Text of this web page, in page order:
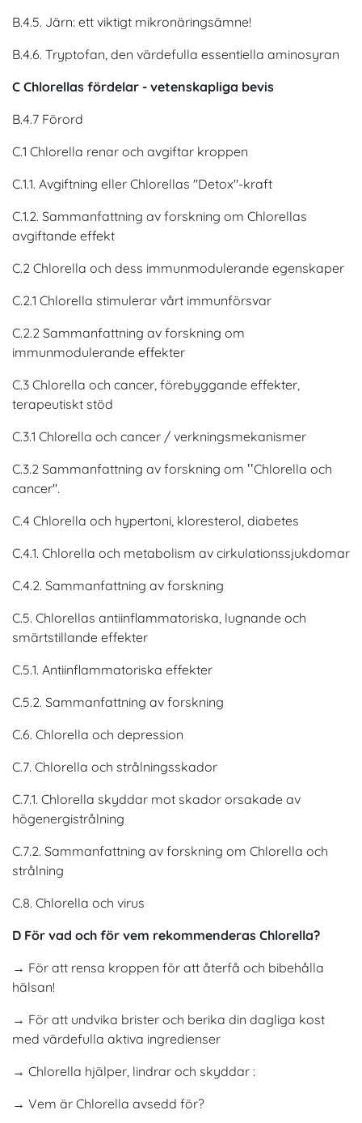
B.4.5. Järn: ett viktigt mikronäringsämne!
B.4.6. Tryptofan, den värdefulla essentiella aminosyran
C Chlorellas fördelar - vetenskapliga bevis
B.4.7 Förord
C.1 Chlorella renar och avgiftar kroppen
C.1.1. Avgiftning eller Chlorellas "Detox"-kraft
C.1.2. Sammanfattning av forskning om Chlorellas
avgiftande effekt
C.2 Chlorella och dess immunmodulerande egenskaper
C.2.1 Chlorella stimulerar vårt immunförsvar
C.2.2 Sammanfattning av forskning om
immunmodulerande effekter
C.3 Chlorella och cancer, förebyggande effekter,
terapeutiskt stöd
C.3.1 Chlorella och cancer / verkningsmekanismer
C.3.2 Sammanfattning av forskning om ‛‛Chlorella och
cancer''.
C.4 Chlorella och hypertoni, kloresterol, diabetes
C.4.1. Chlorella och metabolism av cirkulationssjukdomar
C.4.2. Sammanfattning av forskning
C.5. Chlorellas antiinflammatoriska, lugnande och
smärtstillande effekter
C.5.1. Antiinflammatoriska effekter
C.5.2. Sammanfattning av forskning
C.6. Chlorella och depression
C.7. Chlorella och strålningsskador
C.7.1. Chlorella skyddar mot skador orsakade av
högenergistrålning
C.7.2. Sammanfattning av forskning om Chlorella och
strålning
C.8. Chlorella och virus
D För vad och för vem rekommenderas Chlorella?
→ För att rensa kroppen för att återfå och bibehålla
hälsan!
→ För att undvika brister och berika din dagliga kost
med värdefulla aktiva ingredienser
→ Chlorella hjälper, lindrar och skyddar :
→ Vem är Chlorella avsedd för?